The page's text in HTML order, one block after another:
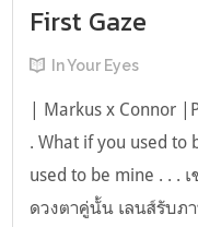
First Gaze
In Your Eyes
| Markus x Connor
. What if you used to
used to be mine . . .
ดวงตาคู่นั้น เลนส์รับภ